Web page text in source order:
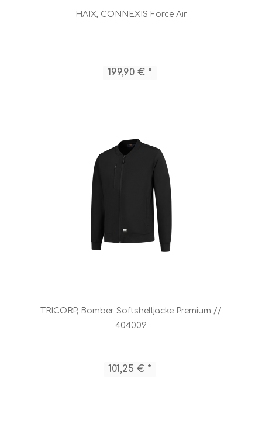
HAIX, CONNEXIS Force Air
199,90 € *
TRICORP, Bomber Softshelljacke Premium //
404009
101,25 € *